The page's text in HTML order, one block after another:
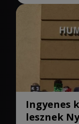
Ingyenes
lesznek